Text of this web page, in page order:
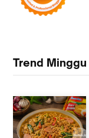
Trend Minggu